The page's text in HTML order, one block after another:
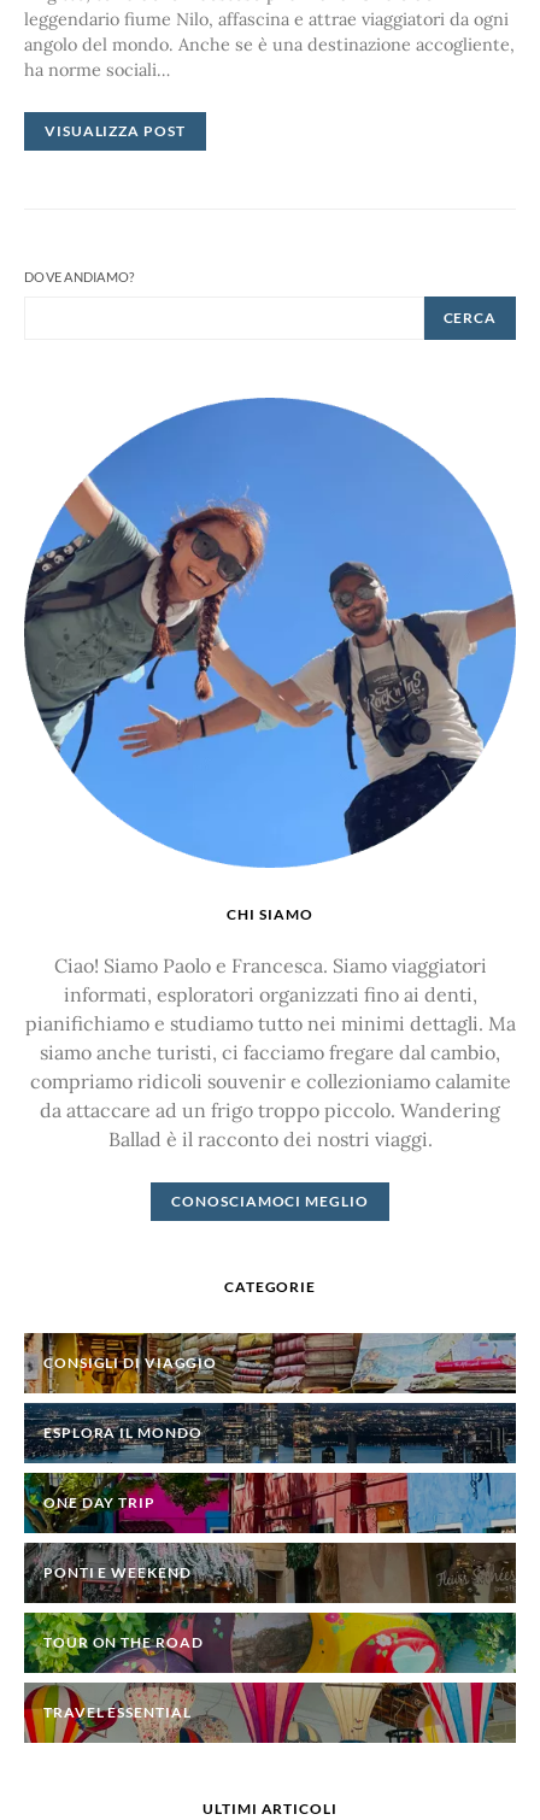
leggendario fiume Nilo, affascina e attrae viaggiatori da ogni
angolo del mondo. Anche se è una destinazione accogliente,
ha norme sociali…
VISUALIZZA POST
DOVE ANDIAMO?
CERCA
CHI SIAMO
Ciao! Siamo Paolo e Francesca. Siamo viaggiatori
informati, esploratori organizzati fino ai denti,
pianifichiamo e studiamo tutto nei minimi dettagli. Ma
siamo anche turisti, ci facciamo fregare dal cambio,
compriamo ridicoli souvenir e collezioniamo calamite
da attaccare ad un frigo troppo piccolo. Wandering
Ballad è il racconto dei nostri viaggi.
CONOSCIAMOCI MEGLIO
CATEGORIE
CONSIGLI DI VIAGGIO
ESPLORA IL MONDO
ONE DAY TRIP
PONTI E WEEKEND
TOUR ON THE ROAD
TRAVEL ESSENTIAL
ULTIMI ARTICOLI